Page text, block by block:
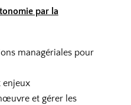
par la
managériales pour
enjeux
et gérer les